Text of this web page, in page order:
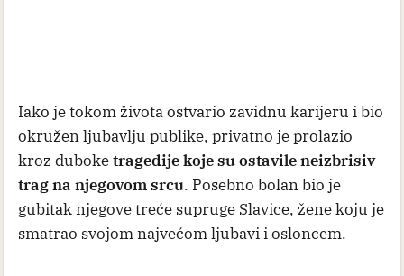
Iako je tokom života ostvario zavidnu karijeru i bio
okružen ljubavlju publike, privatno je prolazio
kroz duboketragedije koje su ostavile neizbrisiv
trag na njegovom srcu. Posebno bolan bio je
gubitak njegove treće supruge Slavice, žene koju je
smatrao svojom najvećom ljubavi i osloncem.